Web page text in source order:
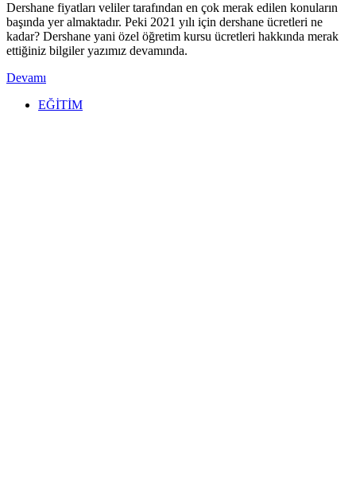
Dershane fiyatları veliler tarafından en çok merak edilen konuların
başında yer almaktadır. Peki 2021 yılı için dershane ücretleri ne
kadar? Dershane yani özel öğretim kursu ücretleri hakkında merak
ettiğiniz bilgiler yazımız devamında.
Devamı
EĞİTİM